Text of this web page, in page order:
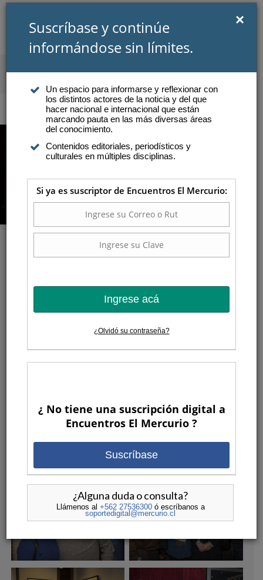
SUSCRIBIRSE INICIAR SESIÓN
Atención a suscriptores
La Aventura de Ser Pareja
Suscríbase y continúe
informándose sin límites.
×
Un espacio para informarse y reflexionar con
los distintos actores de la noticia y del que
hacer nacional e internacional que están
marcando pauta en las más diversas áreas
del conocimiento.
Contenidos editoriales, periodísticos y
culturales en múltiples disciplinas.
Si ya es suscriptor de Encuentros El Mercurio:
Ingrese acá
¿Olvidó su contraseña?
¿ No tiene una suscripción digital a
Encuentros El Mercurio ?
Suscríbase
¿Alguna duda o consulta?
Llámenos al +562 27536300ó escríbanos a
soportedigital@mercurio.cl